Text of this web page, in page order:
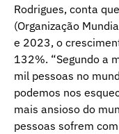
Rodrigues, conta
(Organização
e 2023, o
132%. “Segundo a
mil pessoas no
podemos nos
mais ansioso do
pessoas sofrem